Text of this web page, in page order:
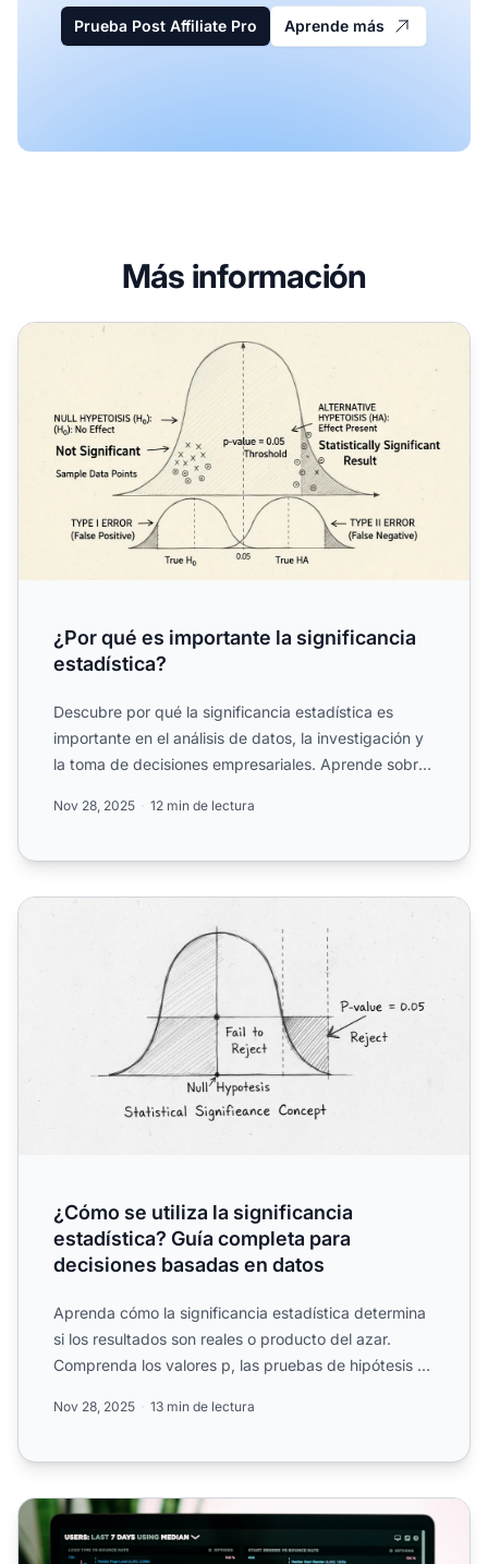
Prueba Post Affiliate Pro Aprende más
Más información
¿Por qué es importante la significancia estadística?
¿Por qué es importante la significancia
estadística?
Descubre por qué la significancia estadística es
importante en el análisis de datos, la investigación y
la toma de decisiones empresariales. Aprende sobre
Nov 28, 2025 12 min de lectura
¿Cómo se utiliza la significancia estadística? Guía
¿Cómo se utiliza la significancia
estadística? Guía completa para
decisiones basadas en datos
Aprenda cómo la significancia estadística determina
si los resultados son reales o producto del azar.
Comprenda los valores p, las pruebas de hipótesis y
Nov 28, 2025 13 min de lectura
Significancia Estadística en Pruebas A/B para Afiliados de